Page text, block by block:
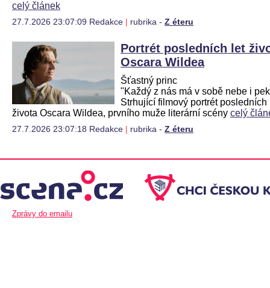
celý článek
27.7.2026 23:07:09 Redakce rubrika - Z éteru
Portrét posledních let
Oscara Wildea
Šťastný princ
"Každý z nás má v sobě nebe i
Strhující filmový portrét posledních
života Oscara Wildea, prvního muže literární scény celý
27.7.2026 23:07:18 Redakce rubrika - Z éteru
Zprávy do emailu